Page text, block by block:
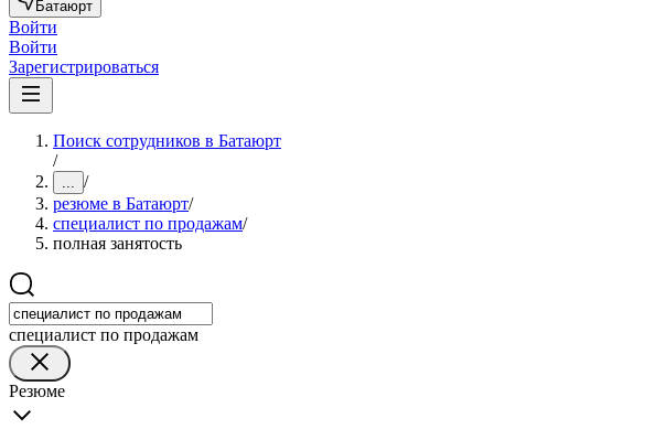
Батаюрт
Войти
Войти
Зарегистрироваться
Поиск сотрудников в Батаюрт
/
... /
резюме в Батаюрт/
специалист по продажам/
полная занятость
специалист по продажам
Резюме